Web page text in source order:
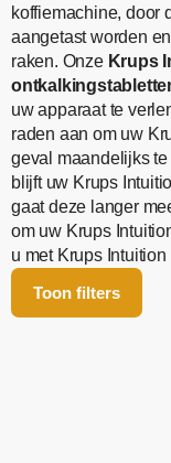
koffiemachine, door
aangetast worden
raken. Onze Krups
uw apparaat te
raden aan om uw
geval maandelijks
blijft uw Krups
gaat deze langer
om uw Krups
u met Krups
Toon filters